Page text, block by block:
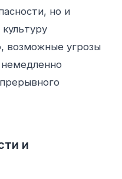
но и
возможные угрозы
и